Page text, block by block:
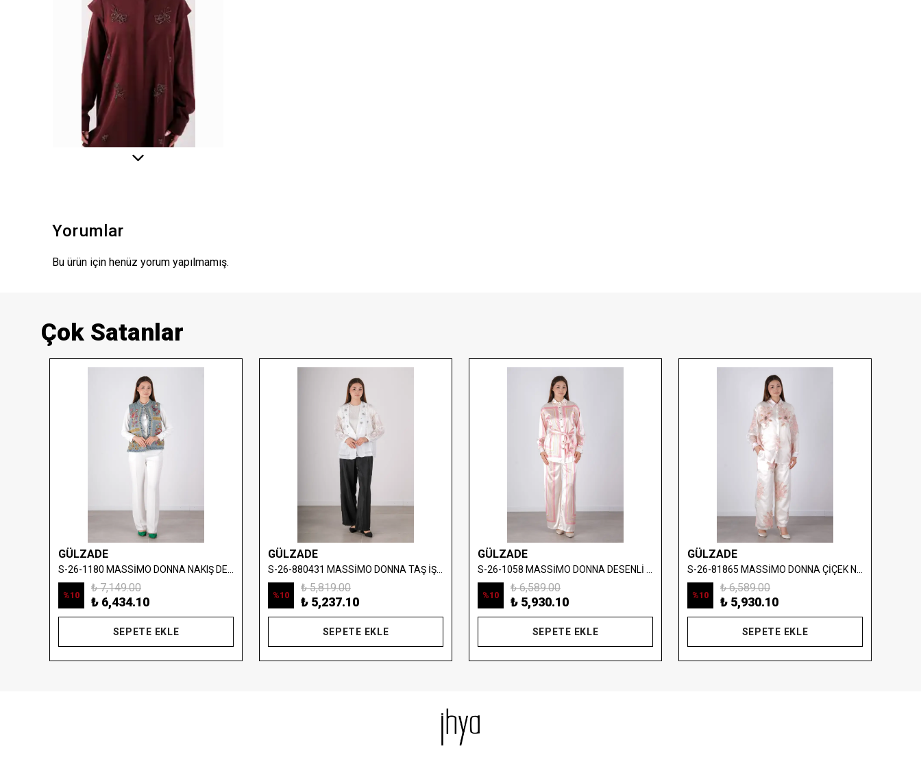
Yorumlar
Bu ürün için henüz yorum yapılmamış.
Çok Satanlar
GÜLZADE
%10
₺ 7,149.00
₺ 6,434.10
SEPETE EKLE
GÜLZADE
%10
₺ 5,819.00
₺ 5,237.10
SEPETE EKLE
GÜLZADE
%10
₺ 6,589.00
₺ 5,930.10
SEPETE EKLE
GÜLZADE
%10
₺ 6,589.00
₺ 5,930.10
SEPETE EKLE